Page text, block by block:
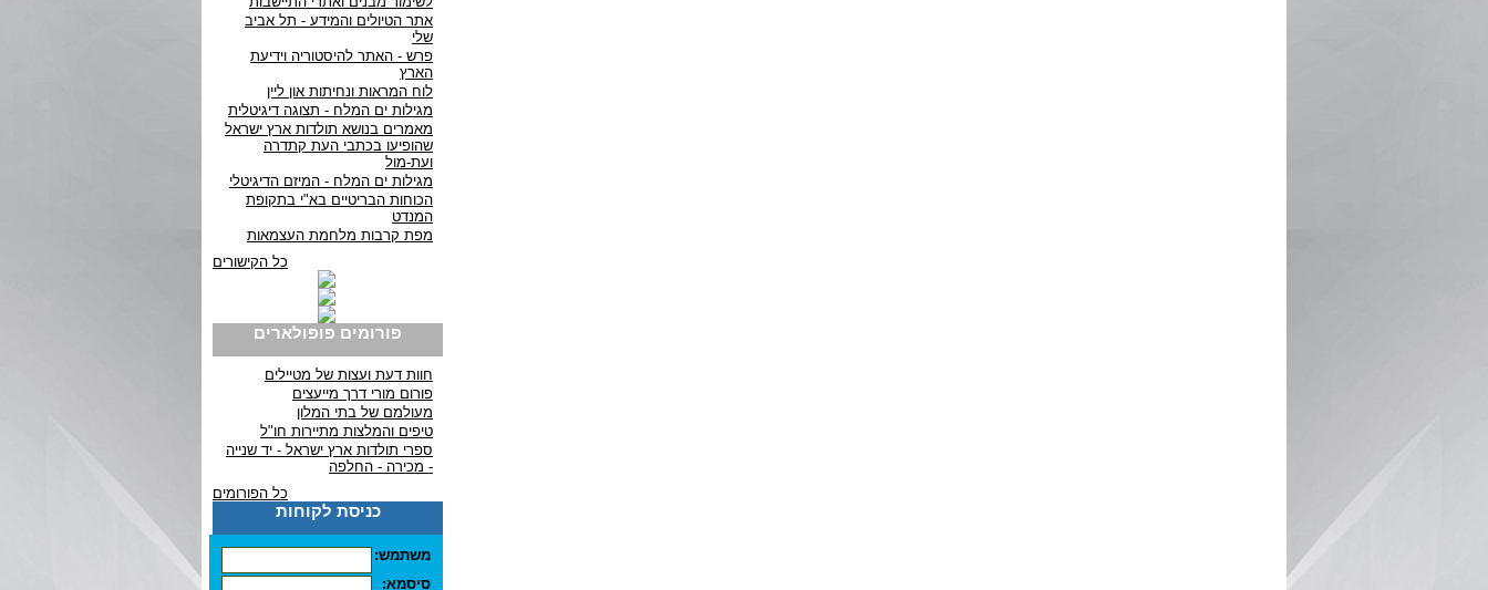
אתר הטיולים והמידע - תל אביב
שלי
פרש - האתר להיסטוריה וידיעת
הארץ
לוח המראות ונחיתות און ליין
מגילות ים המלח - תצוגה דיגיטלית
מאמרים בנושא תולדות ארץ ישראל
שהופיעו בכתבי העת קתדרה
ועת-מול
מגילות ים המלח - המיזם הדיגיטלי
הכוחות הבריטיים בא"י בתקופת
המנדט
מפת קרבות מלחמת העצמאות
כל הקישורים
פורומים פופולארים
חוות דעת ועצות של מטיילים
פורום מורי דרך מייעצים
מעולמם של בתי המלון
טיפים והמלצות מתיירות חו"ל
ספרי תולדות ארץ ישראל - יד שנייה
- מכירה - החלפה
כל הפורומים
כניסת לקוחות
משתמש:
סיסמא: